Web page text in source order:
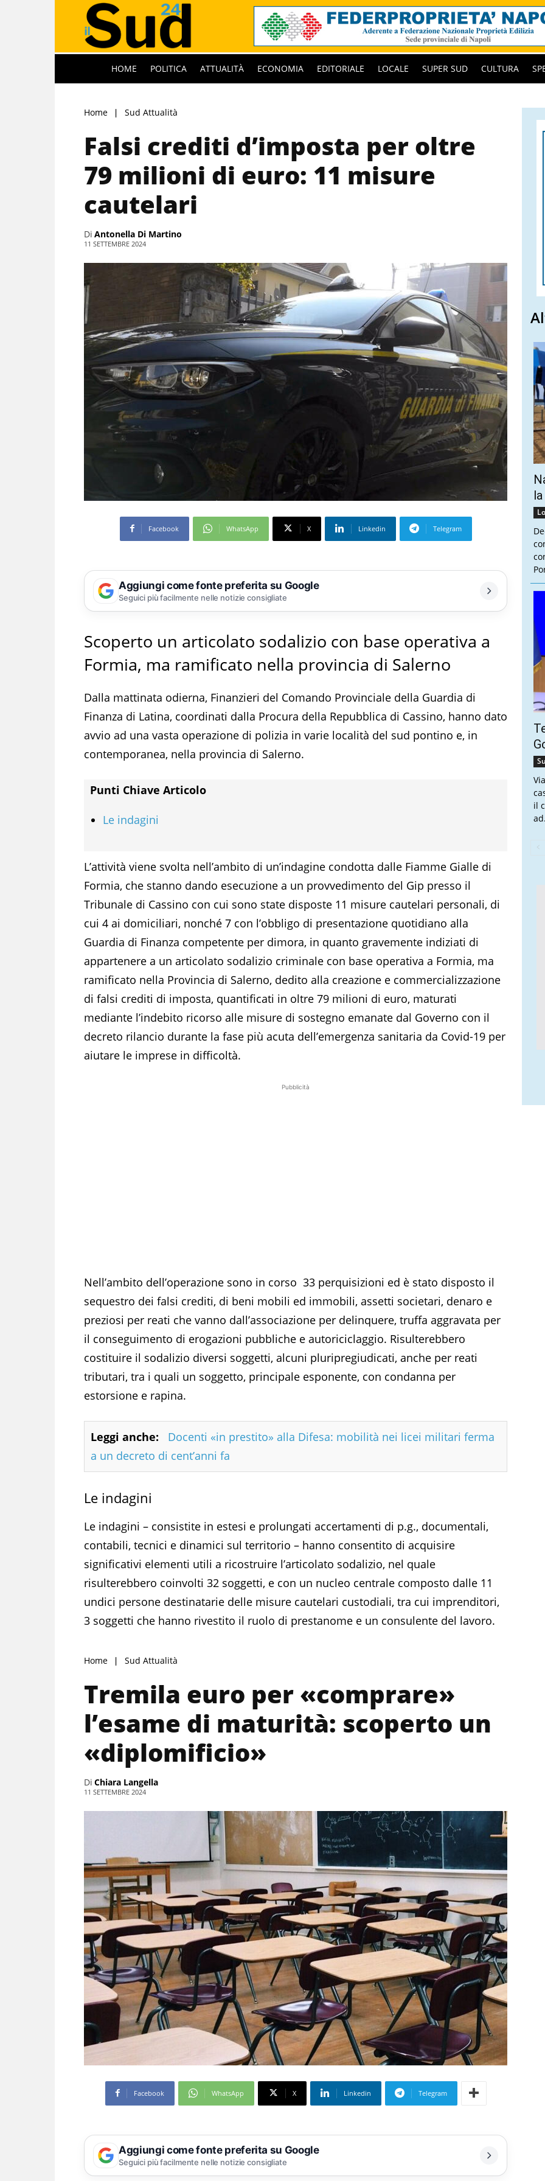
HOME POLITICA ATTUALITÀ ECONOMIA EDITORIALE LOCALE SUPER SUD CULTURA
Home Sud Attualità
Falsi crediti d’imposta per oltre
79 milioni di euro: 11 misure
cautelari
Di Antonella Di Martino
11 SETTEMBRE 2024
Facebook WhatsApp X Linkedin Telegram
Aggiungi come fonte preferita su Google
Seguici più facilmente nelle notizie consigliate
Scoperto un articolato sodalizio con base operativa a
Formia, ma ramificato nella provincia di Salerno
Dalla mattinata odierna, Finanzieri del Comando Provinciale della Guardia di
Finanza di Latina, coordinati dalla Procura della Repubblica di Cassino, hanno dato
avvio ad una vasta operazione di polizia in varie località del sud pontino e, in
contemporanea, nella provincia di Salerno.
Punti Chiave Articolo
Le indagini
L’attività viene svolta nell’ambito di un’indagine condotta dalle Fiamme Gialle di
Formia, che stanno dando esecuzione a un provvedimento del Gip presso il
Tribunale di Cassino con cui sono state disposte 11 misure cautelari personali, di
cui 4 ai domiciliari, nonché 7 con l’obbligo di presentazione quotidiano alla
Guardia di Finanza competente per dimora, in quanto gravemente indiziati di
appartenere a un articolato sodalizio criminale con base operativa a Formia, ma
ramificato nella Provincia di Salerno, dedito alla creazione e commercializzazione
di falsi crediti di imposta, quantificati in oltre 79 milioni di euro, maturati
mediante l’indebito ricorso alle misure di sostegno emanate dal Governo con il
decreto rilancio durante la fase più acuta dell’emergenza sanitaria da Covid-19 per
aiutare le imprese in difficoltà.
Pubblicità
Nell’ambito dell’operazione sono in corso 33 perquisizioni ed è stato disposto il
sequestro dei falsi crediti, di beni mobili ed immobili, assetti societari, denaro e
preziosi per reati che vanno dall’associazione per delinquere, truffa aggravata per
il conseguimento di erogazioni pubbliche e autoriciclaggio. Risulterebbero
costituire il sodalizio diversi soggetti, alcuni pluripregiudicati, anche per reati
tributari, tra i quali un soggetto, principale esponente, con condanna per
estorsione e rapina.
Leggi anche:
Docenti «in prestito» alla Difesa: mobilità nei licei militari ferma
a un decreto di cent’anni fa
Le indagini
Le indagini – consistite in estesi e prolungati accertamenti di p.g., documentali,
contabili, tecnici e dinamici sul territorio – hanno consentito di acquisire
significativi elementi utili a ricostruire l’articolato sodalizio, nel quale
risulterebbero coinvolti 32 soggetti, e con un nucleo centrale composto dalle 11
undici persone destinatarie delle misure cautelari custodiali, tra cui imprenditori,
3 soggetti che hanno rivestito il ruolo di prestanome e un consulente del lavoro.
Home Sud Attualità
Tremila euro per «comprare»
l’esame di maturità: scoperto un
«diplomificio»
Di Chiara Langella
11 SETTEMBRE 2024
Facebook WhatsApp X Linkedin Telegram
Aggiungi come fonte preferita su Google
Seguici più facilmente nelle notizie consigliate
il